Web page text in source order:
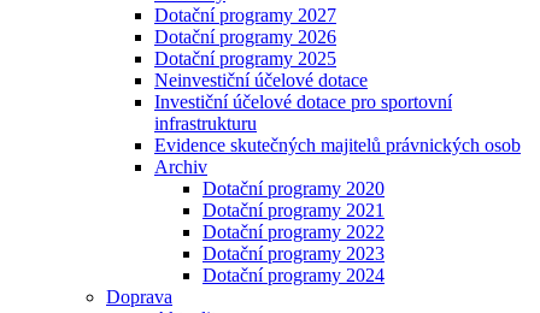
Dotační programy 2027
Dotační programy 2026
Dotační programy 2025
Neinvestiční účelové dotace
Investiční účelové dotace pro sportovní
infrastrukturu
Evidence skutečných majitelů právnických osob
Archiv
Dotační programy 2020
Dotační programy 2021
Dotační programy 2022
Dotační programy 2023
Dotační programy 2024
Doprava